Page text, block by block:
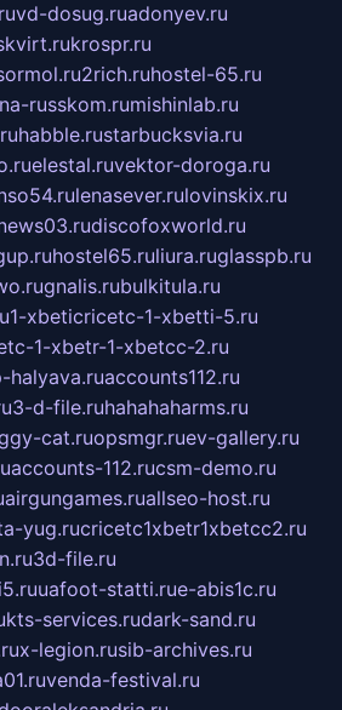
vd-dosug.ruadonyev.ru
krospr.ru
2rich.ruhostel-65.ru
russkom.rumishinlab.ru
habble.rustarbucksvia.ru
elestal.ruvektor-doroga.ru
lenasever.rulovinskix.ru
discofoxworld.ru
hostel65.ruliura.ruglasspb.ru
gnalis.rubulkitula.ru
1-xbeticricetc-1-xbetti-5.ru
1-xbetr-1-xbetcc-2.ru
halyava.ruaccounts112.ru
3-d-file.ruhahahaharms.ru
cat.ruopsmgr.ruev-gallery.ru
accounts-112.rucsm-demo.ru
airgungames.ruallseo-host.ru
yug.rucricetc1xbetr1xbetcc2.ru
3d-file.ru
uafoot-statti.rue-abis1c.ru
kts-services.rudark-sand.ru
x-legion.rusib-archives.ru
venda-festival.ru